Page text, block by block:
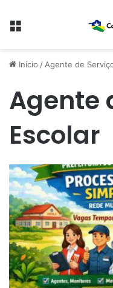
Menu
Início /Agente de
Agente
Escolar